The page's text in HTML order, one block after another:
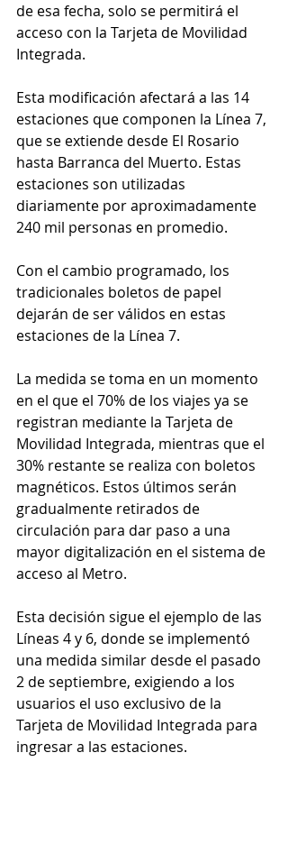
de esa fecha, solo se permitirá el
acceso con la Tarjeta de Movilidad
Integrada.
Esta modificación afectará a las 14
estaciones que componen la Línea 7,
que se extiende desde El Rosario
hasta Barranca del Muerto. Estas
estaciones son utilizadas
diariamente por aproximadamente
240 mil personas en promedio.
Con el cambio programado, los
tradicionales boletos de papel
dejarán de ser válidos en estas
estaciones de la Línea 7.
La medida se toma en un momento
en el que el 70% de los viajes ya se
registran mediante la Tarjeta de
Movilidad Integrada, mientras que el
30% restante se realiza con boletos
magnéticos. Estos últimos serán
gradualmente retirados de
circulación para dar paso a una
mayor digitalización en el sistema de
acceso al Metro.
Esta decisión sigue el ejemplo de las
Líneas 4 y 6, donde se implementó
una medida similar desde el pasado
2 de septiembre, exigiendo a los
usuarios el uso exclusivo de la
Tarjeta de Movilidad Integrada para
ingresar a las estaciones.